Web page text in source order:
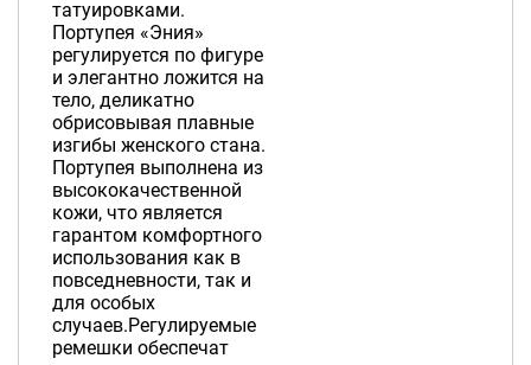
татуировками.
Портупея «Эния»
регулируется по фигуре
и элегантно ложится на
тело, деликатно
обрисовывая плавные
изгибы женского стана.
Портупея выполнена из
высококачественной
кожи, что является
гарантом комфортного
использования как в
повседневности, так и
для особых
случаев.Регулируемые
ремешки обеспечат